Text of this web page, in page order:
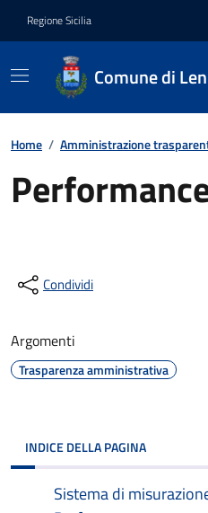
Regione Sicilia
Comune di
Home / Amministrazione
Condividi
Argomenti
Trasparenza amministrativa
INDICE DELLA PAGINA
Sistema di